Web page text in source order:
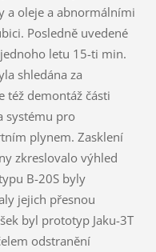
a oleje a abnormálními
Posledně uvedené
letu 15-ti min.
shledána za
též demontáž části
systému pro
plynem. Zasklení
zkreslovalo výhled
B-20S byly
jejich přesnou
byl prototyp Jaku-3T
odstranění